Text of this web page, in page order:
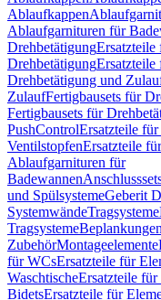
Ablaufkappen
Ablaufgarnituren für
Drehbetätigung
DrehbetätigungErsatzteile
Drehbetätigung und
ZulaufFertigbausets für
Fertigbausets für
PushControlErsatzteile
VentilstopfenErsatzteile
Ablaufgarnituren für
Badewannen
und SpülsystemeGeberit
SystemwändeTragsysteme
TragsystemeBeplankungen
ZubehörMontageelemente
für WCsErsatzteile für
WaschtischeErsatzteile für
BidetsErsatzteile für